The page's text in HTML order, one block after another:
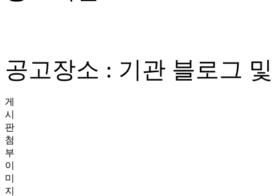
공고장소 : 기관 블로그
게
시
판
첨
부
이
미
지